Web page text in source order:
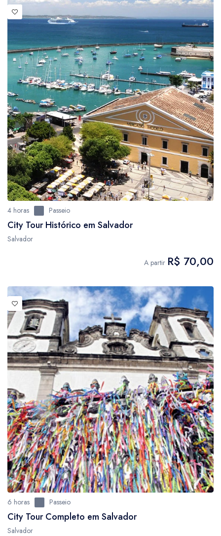
4 horas Passeio
City Tour Histórico em Salvador
Salvador
A partir R$ 70,00
6 horas Passeio
City Tour Completo em Salvador
Salvador